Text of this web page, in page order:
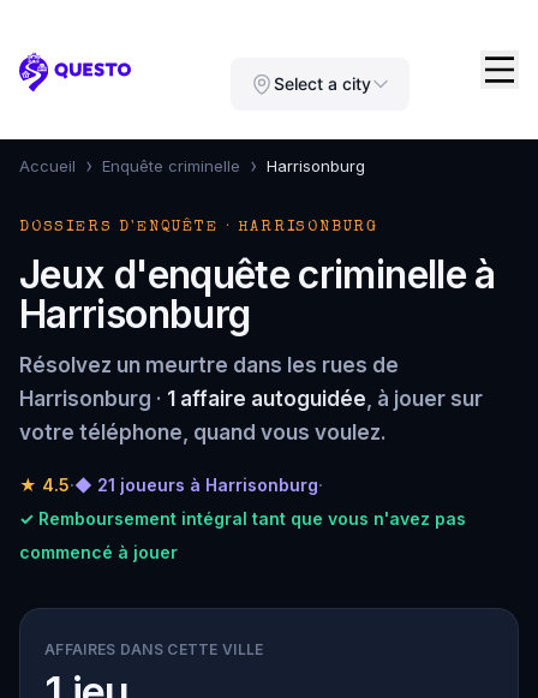
Questo Select a city
Accueil › Enquête criminelle › Harrisonburg
DOSSIERS D'ENQUÊTE · HARRISONBURG
Jeux d'enquête criminelle à
Harrisonburg
Résolvez un meurtre dans les rues de
Harrisonburg · 1 affaire autoguidée, à jouer sur
votre téléphone, quand vous voulez.
★ 4.5·◆ 21 joueurs à Harrisonburg·
✓ Remboursement intégral tant que vous n'avez pas
commencé à jouer
AFFAIRES DANS CETTE VILLE